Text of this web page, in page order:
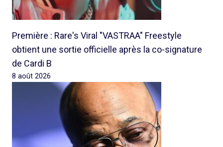
Première : Rare's Viral "VASTRAA" Freestyle
obtient une sortie officielle après la co-signature
de Cardi B
8 août 2026